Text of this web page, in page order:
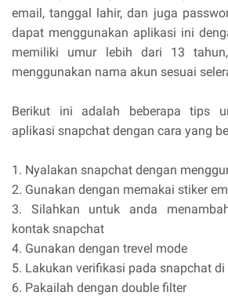
email, tanggal lahir, dan juga
dapat menggunakan aplikasi ini
memiliki umur lebih dari 13
menggunakan nama akun sesuai
Berikut ini adalah beberapa tips
aplikasi snapchat dengan cara yang
1. Nyalakan snapchat dengan
2. Gunakan dengan memakai stiker
3.
Silahkan untuk anda
kontak snapchat
4. Gunakan dengan trevel mode
5. Lakukan verifikasi pada snapchat
6. Pakailah dengan double filter